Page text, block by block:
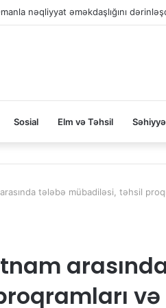
nəqliyyat əməkdaşlığını
Sosial Elm və Təhsil Səhiyyə
tələbə mübadiləsi, təhsil